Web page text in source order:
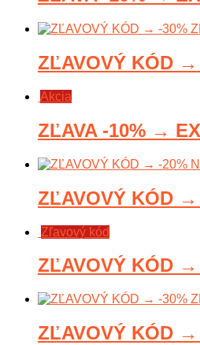
ZĽAVOVÝ KÓD →
Akcia
ZĽAVA -10% →
ZĽAVOVÝ KÓD →
Zľavový kód
ZĽAVOVÝ KÓD →
ZĽAVOVÝ KÓD →